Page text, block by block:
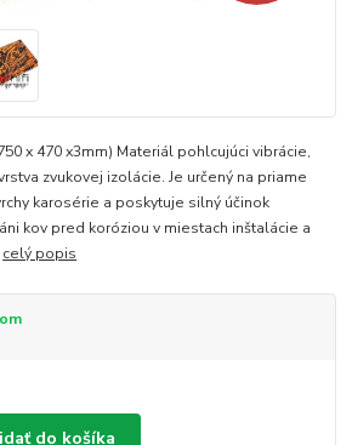
x 470 x3mm) Materiál pohlcujúci vibrácie,
zvukovej izolácie. Je určený na priame
karosérie a poskytuje silný účinok
kov pred koróziou v miestach inštalácie a
celý popis
do košíka